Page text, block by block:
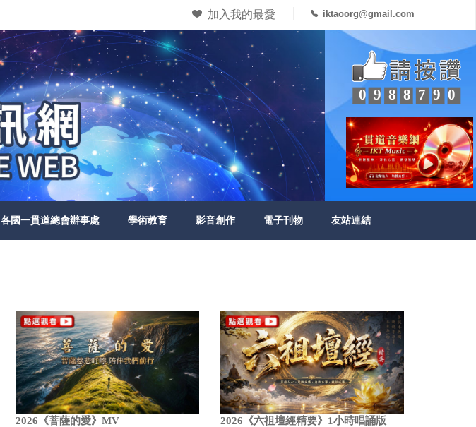
加入我的最愛 iktaoorg@gmail.com
0988790
各國一貫道總會辦事處 學術教育 影音創作 電子刊物 友站連結
2026《菩薩的愛》MV 2026《六祖壇經精要》1小時唱誦版